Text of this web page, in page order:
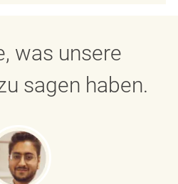
was unsere
sagen haben.